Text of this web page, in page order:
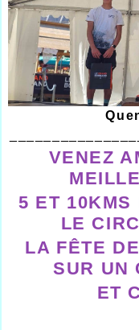
VENEZ
5 ET 10KMS
LE
LA FÊTE
SUR UN
ET